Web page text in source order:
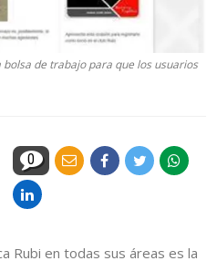
de trabajo para que los usuarios
0
Rubi en todas sus áreas es la